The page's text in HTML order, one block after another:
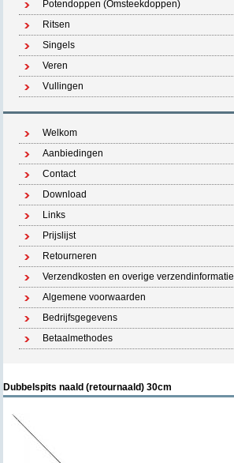
Potendoppen (Omsteekdoppen)
Ritsen
Singels
Veren
Vullingen
Welkom
Aanbiedingen
Contact
Download
Links
Prijslijst
Retourneren
Verzendkosten en overige verzendinformatie
Algemene voorwaarden
Bedrijfsgegevens
Betaalmethodes
Dubbelspits naald (retournaald) 30cm